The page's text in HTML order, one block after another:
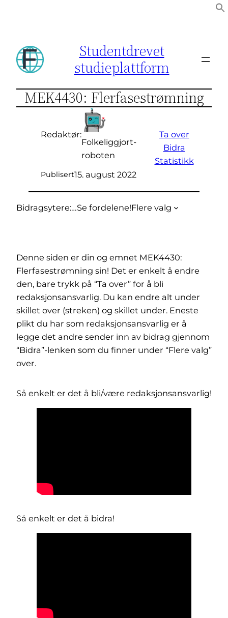
Studentdrevet
studieplattform
MEK4430: Flerfasestrømning
Redaktør:
Folkeliggjort-
roboten
Publisert15. august 2022
Ta over
Bidra
Statistikk
Bidragsytere:…Se fordelene!Flere valg
Denne siden er din og emnet MEK4430:
Flerfasestrømning sin! Det er enkelt å endre
den, bare trykk på “Ta over” for å bli
redaksjonsansvarlig. Du kan endre alt under
skillet over (streken) og skillet under. Eneste
plikt du har som redaksjonsansvarlig er å
legge det andre sender inn av bidrag gjennom
“Bidra”-lenken som du finner under “Flere valg”
over.
Så enkelt er det å bli/være redaksjonsansvarlig!
Så enkelt er det å bidra!